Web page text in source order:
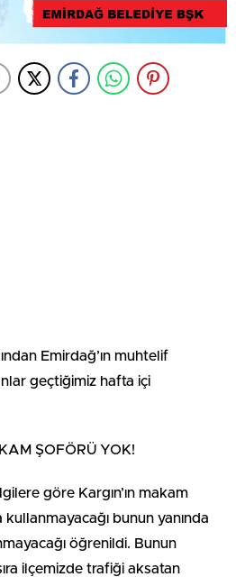
Emirdağ’ın muhtelif
geçtiğimiz hafta içi
ŞOFÖRÜ YOK!
göre Kargın’ın makam
kullanmayacağı bunun yanında
öğrenildi. Bunun
ilçemizde trafiği aksatan